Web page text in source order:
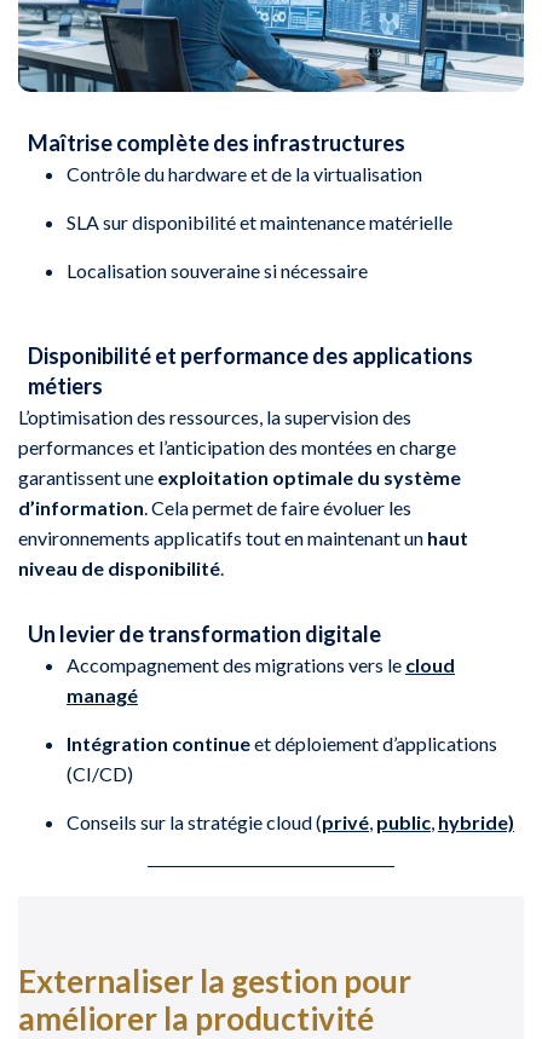
Maîtrise complète des infrastructures
Contrôle du hardware et de la virtualisation
SLA sur disponibilité et maintenance matérielle
Localisation souveraine si nécessaire
Disponibilité et performance des applications
métiers
L’optimisation des ressources, la supervision des
performances et l’anticipation des montées en charge
garantissent une exploitation optimale du système
d’information . Cela permet de faire évoluer les
environnements applicatifs tout en maintenant un haut
niveau de disponibilité
Un levier de transformation digitale
Accompagnement des migrations vers le cloud
managé
Intégration continueet déploiement d’applications
(CI/CD)
Conseils sur la stratégie cloud (privé public hybride)
Externaliser la gestion pour
améliorer la productivité